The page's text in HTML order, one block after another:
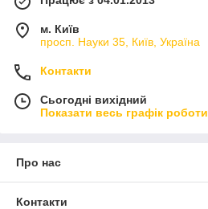
м. Київ
просп. Науки 35, Київ, Україна
Контакти
Сьогодні вихідний
Показати весь графік роботи
Про нас
Контакти